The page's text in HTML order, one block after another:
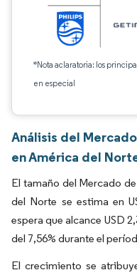
*Nota aclaratoria: los
en especial
Análisis del
en América del
El tamaño del Mercado
del Norte se estima en
espera que alcance USD
del 7,56% durante el
El crecimiento se